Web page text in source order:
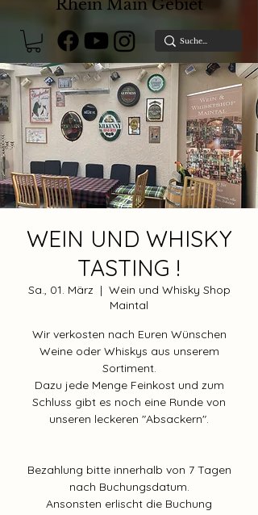
Rhein Main Gebiet
WEIN UND WHISKY
TASTING !
Sa., 01. März
  |
Wein und Whisky Shop
Maintal
Wir verkosten nach Euren Wünschen
Weine oder Whiskys aus unserem
Sortiment.
Dazu jede Menge Feinkost und zum
Schluss gibt es noch eine Runde von
unseren leckeren "Absackern".
Bezahlung bitte innerhalb von 7 Tagen
nach Buchungsdatum.
Ansonsten erlischt die Buchung